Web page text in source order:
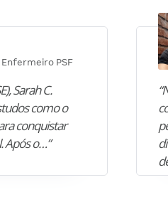
PSF
Sarah C.
como o
conquistar
Após o…”